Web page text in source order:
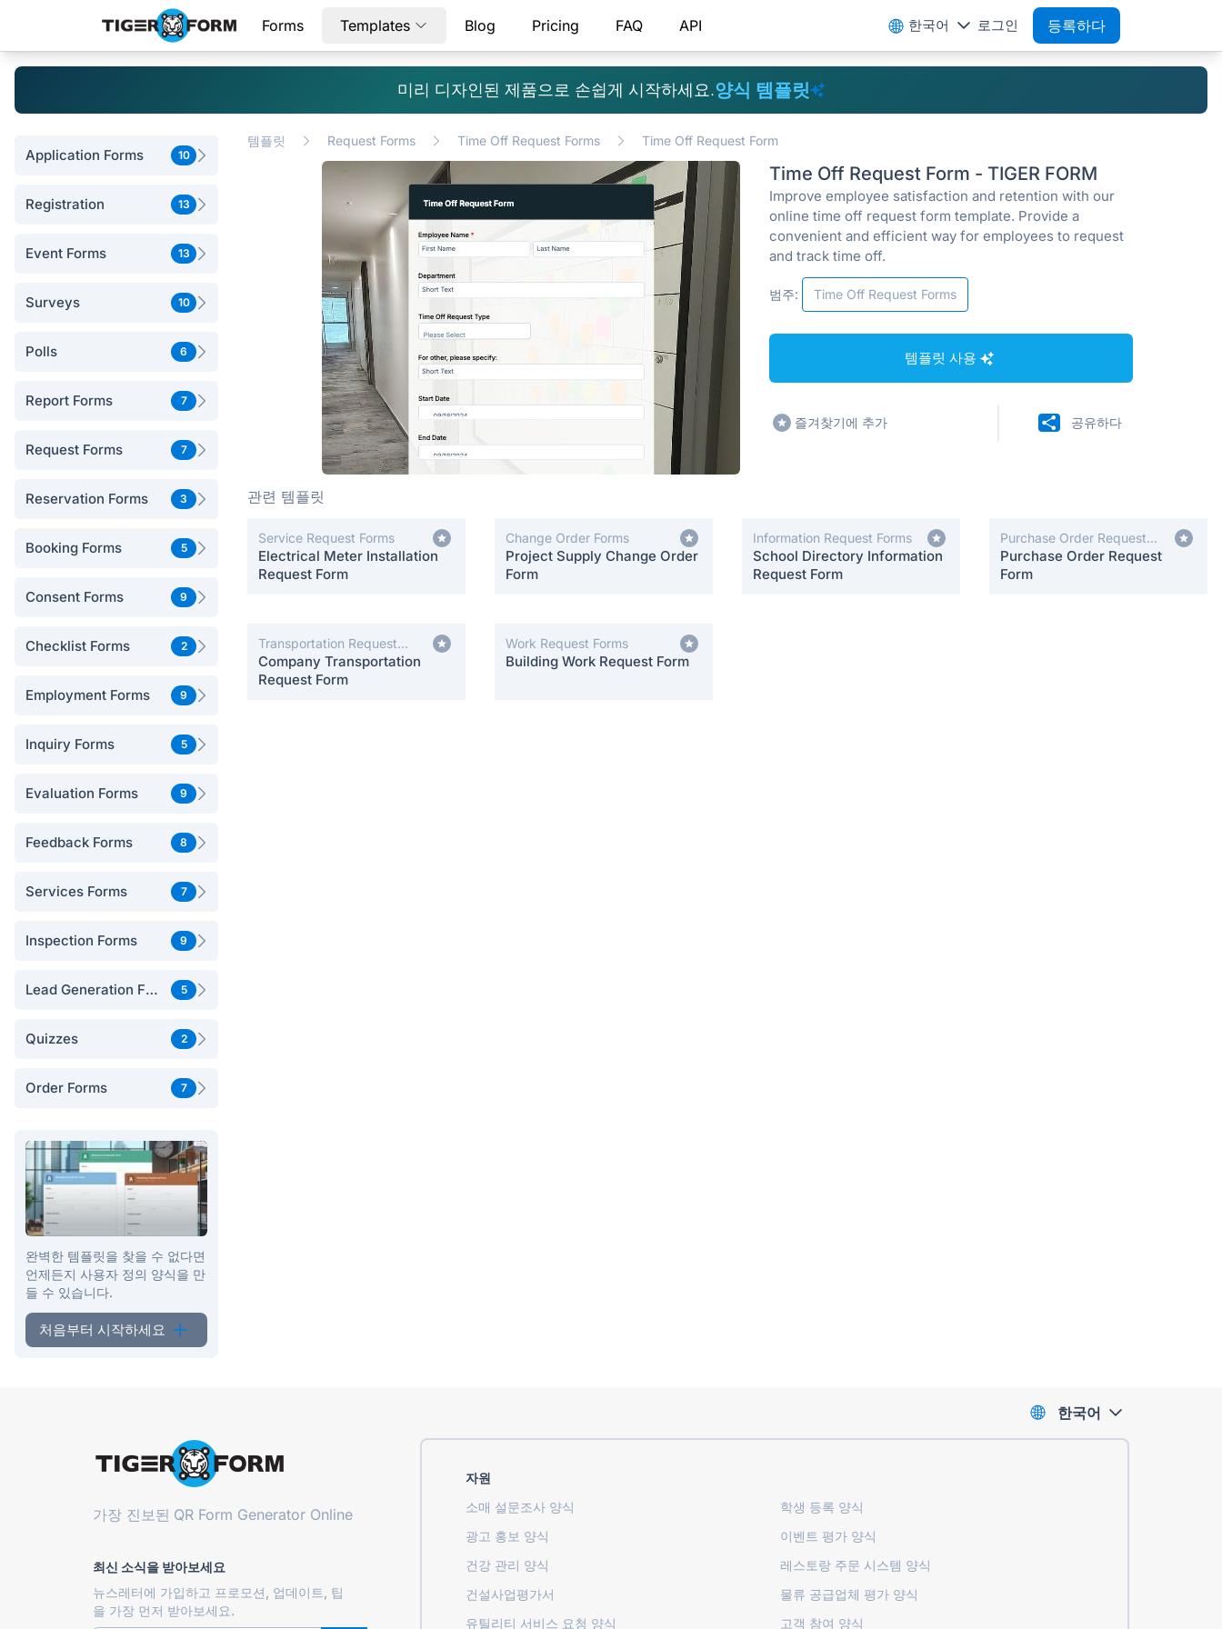
Forms Templates Blog Pricing FAQ API 한국어 로그인 등록하다
미리 디자인된 제품으로 손쉽게 시작하세요.양식 템플릿
Application Forms 10
Registration 13
Event Forms 13
Surveys 10
Polls 6
Report Forms 7
Request Forms 7
Reservation Forms 3
Booking Forms 5
Consent Forms 9
Checklist Forms 2
Employment Forms 9
Inquiry Forms 5
Evaluation Forms 9
Feedback Forms 8
Services Forms 7
Inspection Forms 9
Lead Generation Forms 5
Quizzes 2
Order Forms 7
완벽한 템플릿을 찾을 수 없다면
언제든지 사용자 정의 양식을 만
들 수 있습니다.
처음부터 시작하세요
템플릿 Request Forms Time Off Request Forms Time Off Request Form
Time Off Request Form - TIGER FORM
Improve employee satisfaction and retention with our
online time off request form template. Provide a
convenient and efficient way for employees to request
and track time off.
범주: Time Off Request Forms
템플릿 사용
즐겨찾기에 추가 공유하다
관련 템플릿
Service Request Forms
Electrical Meter Installation
Request Form
Change Order Forms
Project Supply Change Order
Form
Information Request Forms
School Directory Information
Request Form
Purchase Order Request
Forms
Purchase Order Request
Form
Transportation Request
Forms
Company Transportation
Request Form
Work Request Forms
Building Work Request Form
가장 진보된 QR Form Generator Online
최신 소식을 받아보세요
뉴스레터에 가입하고 프로모션, 업데이트, 팁
을 가장 먼저 받아보세요.
자원
소매 설문조사 양식
학생 등록 ​​양식
광고 홍보 양식
이벤트 평가 양식
건강 관리 양식
레스토랑 주문 시스템 양식
건설사업평가서
물류 공급업체 평가 양식
유틸리티 서비스 요청 양식
고객 참여 양식
한국어